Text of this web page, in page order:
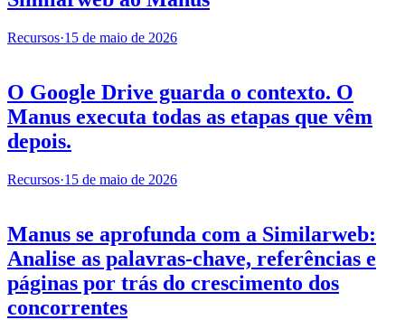
Recursos·15 de maio de 2026
O Google Drive guarda o contexto. O
Manus executa todas as etapas que vêm
depois.
Recursos·15 de maio de 2026
Manus se aprofunda com a Similarweb:
Analise as palavras-chave, referências e
páginas por trás do crescimento dos
concorrentes